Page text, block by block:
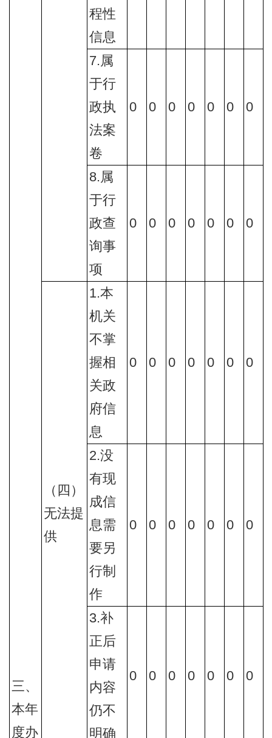
三、
本年
度办
程性
信息
7.属
于行
政执
法案
卷
0 0 0 0 0 0 0
8.属
于行
政查
询事
项
0 0 0 0 0 0 0
（四）
无法提
供
1.本
机关
不掌
握相
关政
府信
息
0 0 0 0 0 0 0
2.没
有现
成信
息需
要另
行制
作
0 0 0 0 0 0 0
3.补
正后
申请
内容
仍不
明确
0 0 0 0 0 0 0